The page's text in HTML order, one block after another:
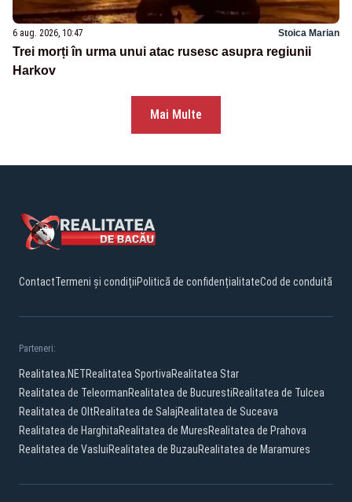
6 aug. 2026, 10:47 Stoica Marian
Trei morți în urma unui atac rusesc asupra regiunii
Harkov
Mai Multe
ContactTermeni și condițiiPolitică de confidențialitateCod de conduită
Parteneri:
Realitatea.NETRealitatea SportivaRealitatea Star
Realitatea de TeleormanRealitatea de BucurestiRealitatea de Tulcea
Realitatea de OltRealitatea de SalajRealitatea de Suceava
Realitatea de HarghitaRealitatea de MuresRealitatea de Prahova
Realitatea de VasluiRealitatea de BuzauRealitatea de Maramures